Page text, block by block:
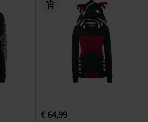
€ 64,99